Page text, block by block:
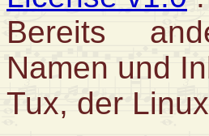
Bereits
Namen und
Tux, der